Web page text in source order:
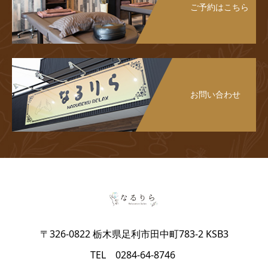
ご予約はこちら
お問い合わせ
〒326-0822 栃木県足利市田中町783-2 KSB3
TEL 0284-64-8746